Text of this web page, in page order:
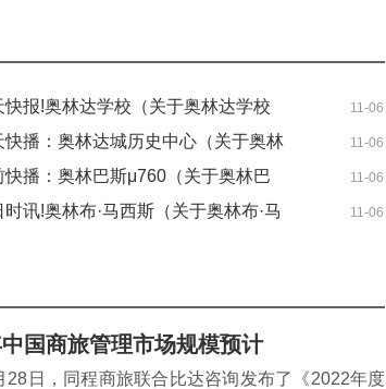
快报!奥林达学校（关于奥林达学校
）
11-06
快播：奥林达城历史中心（关于奥林
历史中心简介）
11-06
快播：奥林巴斯μ760（关于奥林巴
简介）
11-06
时讯!奥林布·马西斯（关于奥林布·马
11-06
国商旅管理市场规模预计
日，同程商旅联合比达咨询发布了《2022年度